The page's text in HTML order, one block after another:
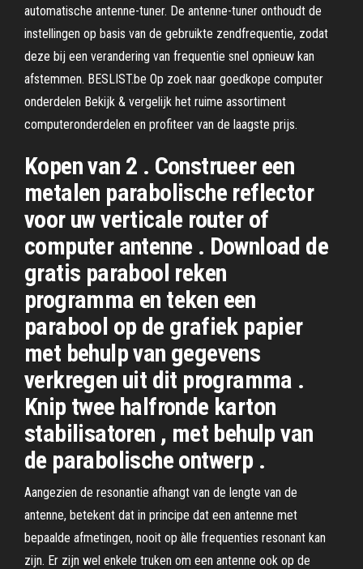
automatische antenne-tuner. De antenne-tuner onthoudt de
instellingen op basis van de gebruikte zendfrequentie, zodat
deze bij een verandering van frequentie snel opnieuw kan
afstemmen. BESLIST.be Op zoek naar goedkope computer
onderdelen Bekijk & vergelijk het ruime assortiment
computeronderdelen en profiteer van de laagste prijs.
Kopen van 2 . Construeer een
metalen parabolische reflector
voor uw verticale router of
computer antenne . Download de
gratis parabool reken
programma en teken een
parabool op de grafiek papier
met behulp van gegevens
verkregen uit dit programma .
Knip twee halfronde karton
stabilisatoren , met behulp van
de parabolische ontwerp .
Aangezien de resonantie afhangt van de lengte van de
antenne, betekent dat in principe dat een antenne met
bepaalde afmetingen, nooit op àlle frequenties resonant kan
zijn. Er zijn wel enkele truken om een antenne ook op de